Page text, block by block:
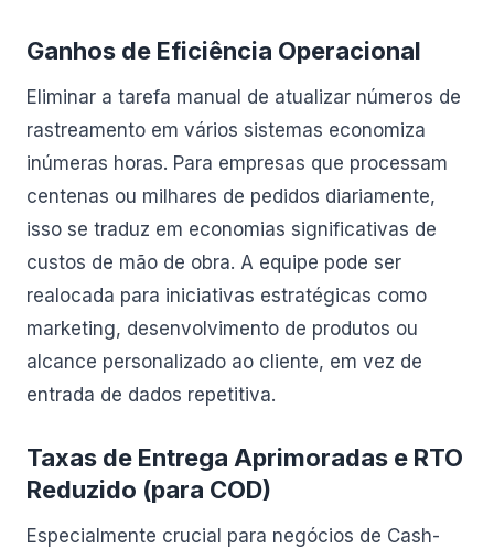
Ganhos de Eficiência Operacional
Eliminar a tarefa manual de atualizar números de
rastreamento em vários sistemas economiza
inúmeras horas. Para empresas que processam
centenas ou milhares de pedidos diariamente,
isso se traduz em economias significativas de
custos de mão de obra. A equipe pode ser
realocada para iniciativas estratégicas como
marketing, desenvolvimento de produtos ou
alcance personalizado ao cliente, em vez de
entrada de dados repetitiva.
Taxas de Entrega Aprimoradas e RTO
Reduzido (para COD)
Especialmente crucial para negócios de Cash-